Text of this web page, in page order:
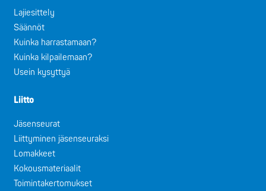
Lajiesittely
Säännöt
Kuinka harrastamaan?
Kuinka kilpailemaan?
Usein kysyttyä
Liitto
Jäsenseurat
Liittyminen jäsenseuraksi
Lomakkeet
Kokousmateriaalit
Toimintakertomukset